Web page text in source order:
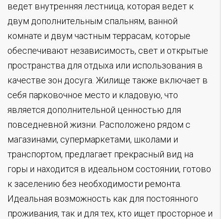
ведет внутренняя лестница, которая ведет к
двум дополнительным спальням, ванной
комнате и двум частным террасам, которые
обеспечивают независимость, свет и открытые
пространства для отдыха или использования в
качестве зон досуга. Жилище также включает в
себя парковочное место и кладовую, что
является дополнительной ценностью для
повседневной жизни. Расположено рядом с
магазинами, супермаркетами, школами и
транспортом, предлагает прекрасный вид на
горы и находится в идеальном состоянии, готово
к заселению без необходимости ремонта.
Идеальная возможность как для постоянного
проживания, так и для тех, кто ищет просторное и